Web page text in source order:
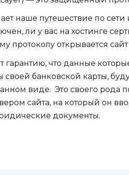
наше путешествие по
ли у вас на хостинге
протоколу открывается
гарантию, что данные
банковской карты,
виде. Это своего рода
сайта, на который он
документы.